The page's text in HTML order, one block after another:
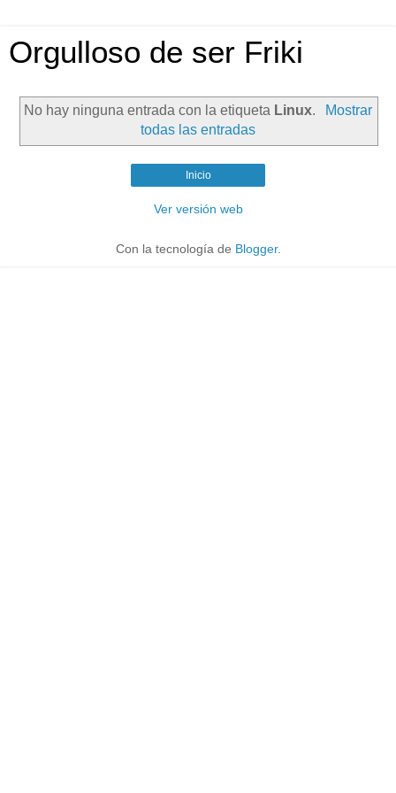
Orgulloso de ser Friki
No hay ninguna entrada con la etiqueta Linux.
Mostrar
todas las entradas
Inicio
Ver versión web
Con la tecnología de Blogger.